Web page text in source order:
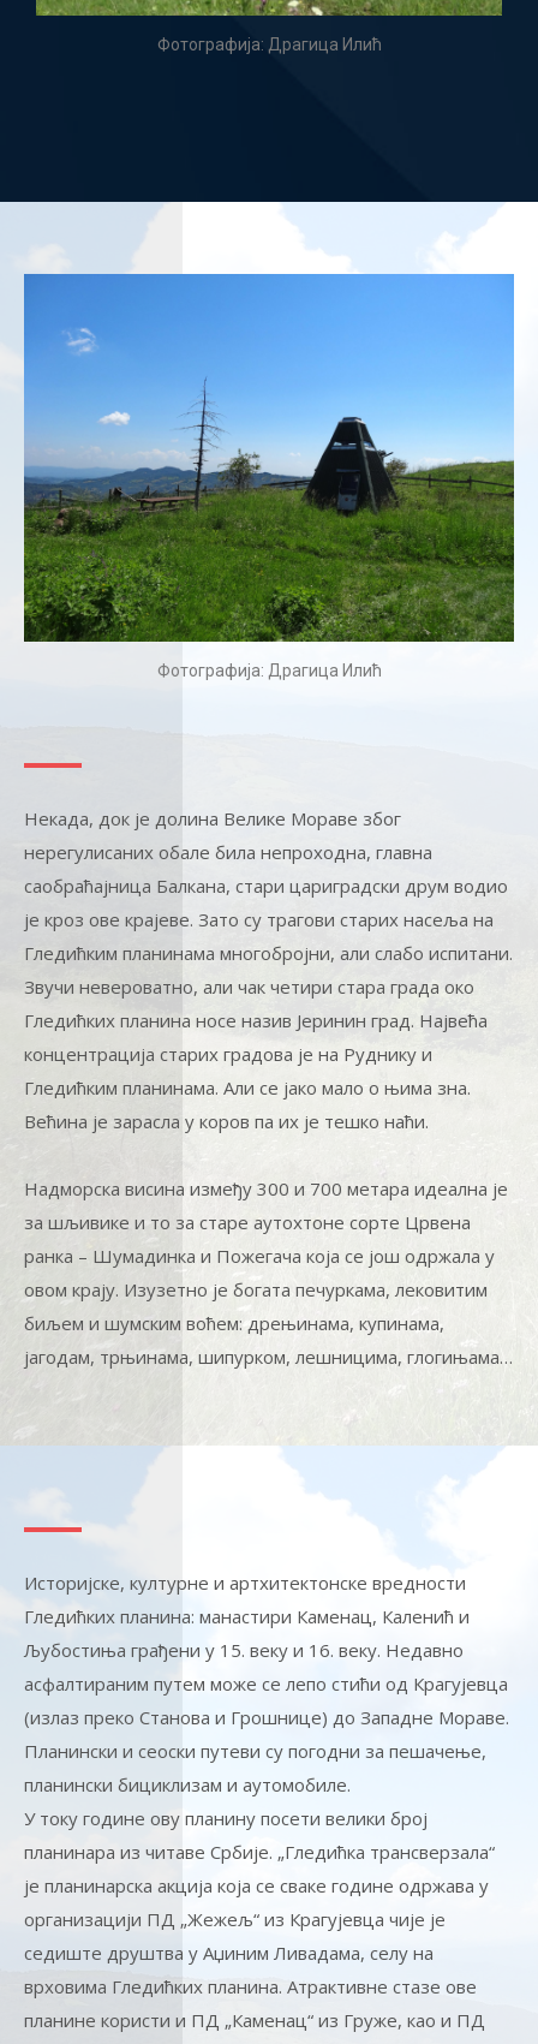
Фотографија: Драгица Илић
Фотографија: Драгица Илић
Некада, док је долина Велике Мораве због
нерегулисаних обале била непроходна, главна
саобраћајница Балкана, стари цариградски друм водио
је кроз ове крајеве. Зато су трагови старих насеља на
Гледићким планинама многобројни, али слабо испитани.
Звучи невероватно, али чак четири стара града око
Гледићких планина носе назив Јеринин град. Највећа
концентрација старих градова је на Руднику и
Гледићким планинама. Али се јако мало о њима зна.
Већина је зарасла у коров па их је тешко наћи.
Надморска висина између 300 и 700 метара идеална је
за шљивике и то за старе аутохтоне сорте Црвена
ранка – Шумадинка и Пожегача која се још одржала у
овом крају. Изузетно је богата печуркама, лековитим
биљем и шумским воћем: дрењинама, купинама,
јагодам, трњинама, шипурком, лешницима, глогињама…
Историјске, културне и артхитектонске вредности
Гледићких планина: манастири Каменац, Каленић и
Љубостиња грађени у 15. веку и 16. веку. Недавно
асфалтираним путем може се лепо стићи од Крагујевца
(излаз преко Станова и Грошнице) до Западне Мораве.
Планински и сеоски путеви су погодни за пешачење,
планински бициклизам и аутомобиле.
У току године ову планину посети велики број
планинара из читаве Србије. „Гледићка трансверзала“
је планинарска акција која се сваке године одржава у
организацији ПД „Жежељ“ из Крагујевца чије је
седиште друштва у Аџиним Ливадама, селу на
врховима Гледићких планина. Атрактивне стазе ове
планине користи и ПД „Каменац“ из Груже, као и ПД